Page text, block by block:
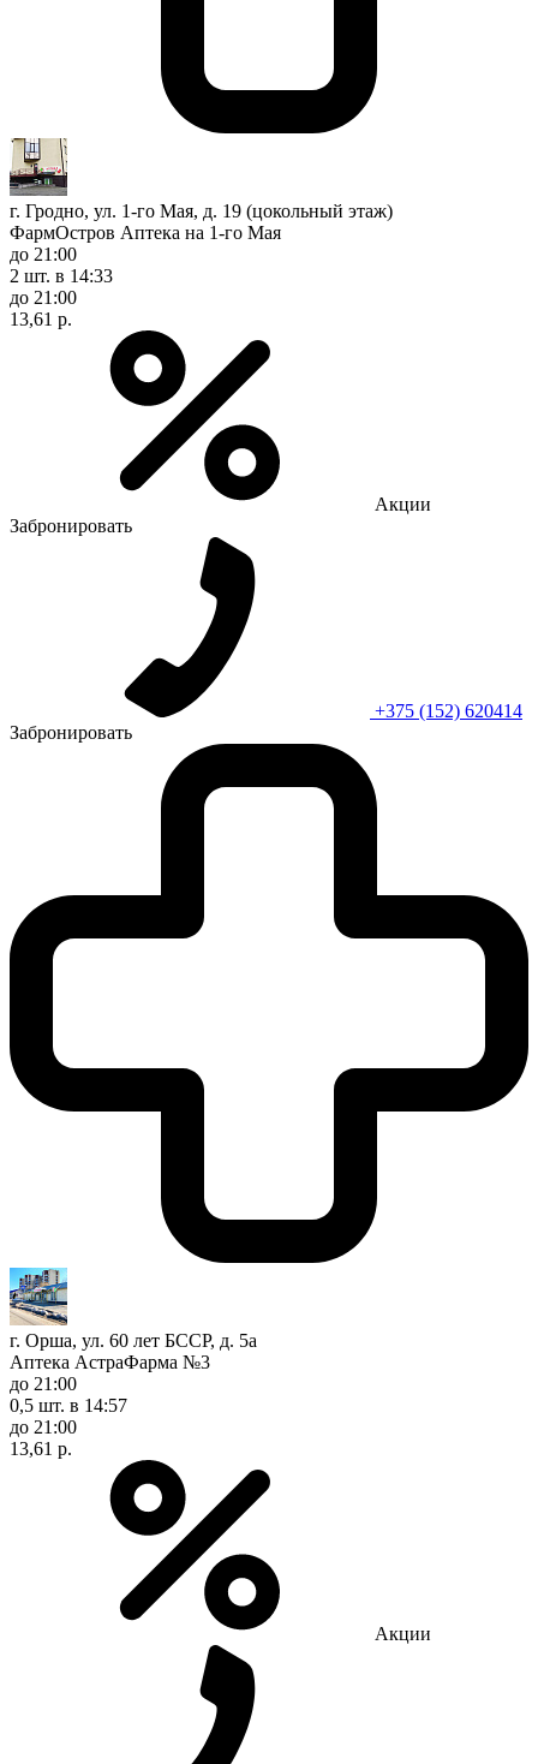
г. Гродно, ул. 1-го Мая, д. 19 (цокольный этаж)
ФармОстров Аптека на 1-го Мая
до 21:00
2 шт. в 14:33
до 21:00
13,61 р.
Акции
Забронировать
+375 (152) 620414
Забронировать
г. Орша, ул. 60 лет БССР, д. 5а
Аптека АстраФарма №3
до 21:00
0,5 шт. в 14:57
до 21:00
13,61 р.
Акции